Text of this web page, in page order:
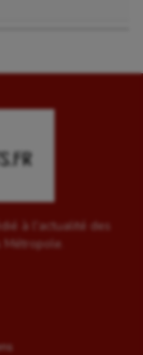
à l'actualité des